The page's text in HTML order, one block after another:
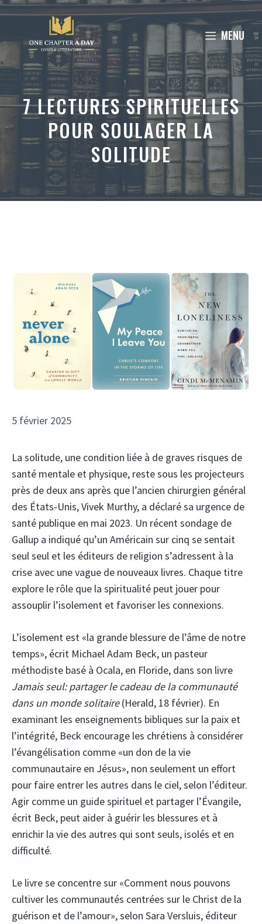
Aller
contenu
MENU
7 LECTURES SPIRITUELLES
POUR SOULAGER LA
SOLITUDE
5 février 2025
La solitude, une condition liée à de graves risques de
santé mentale et physique, reste sous les projecteurs
près de deux ans après que l’ancien chirurgien général
des États-Unis, Vivek Murthy, a déclaré sa urgence de
santé publique en mai 2023. Un récent sondage de
Gallup a indiqué qu’un Américain sur cinq se sentait
seul seul et les éditeurs de religion s’adressent à la
crise avec une vague de nouveaux livres. Chaque titre
explore le rôle que la spiritualité peut jouer pour
assouplir l’isolement et favoriser les connexions.
L’isolement est «la grande blessure de l’âme de notre
temps», écrit Michael Adam Beck, un pasteur
méthodiste basé à Ocala, en Floride, dans son livre
Jamais seul: partager le cadeau de la communauté
dans un monde solitaire(Herald, 18 février). En
examinant les enseignements bibliques sur la paix et
l’intégrité, Beck encourage les chrétiens à considérer
l’évangélisation comme «un don de la vie
communautaire en Jésus», non seulement un effort
pour faire entrer les autres dans le ciel, selon l’éditeur.
Agir comme un guide spirituel et partager l’Évangile,
écrit Beck, peut aider à guérir les blessures et à
enrichir la vie des autres qui sont seuls, isolés et en
difficulté.
Le livre se concentre sur «Comment nous pouvons
cultiver les communautés centrées sur le Christ de la
guérison et de l’amour», selon Sara Versluis, éditeur